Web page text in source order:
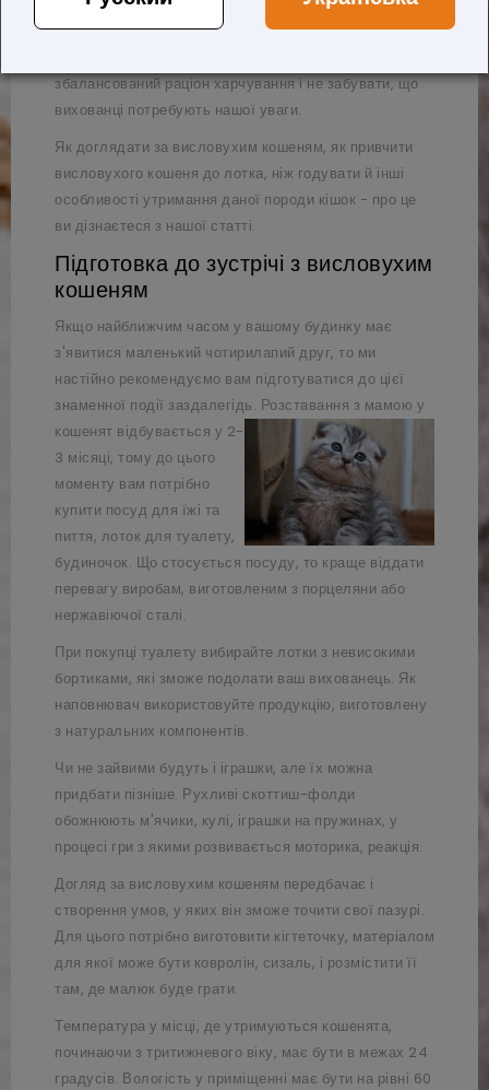
порозуміється з іншими домашніми тваринами, ну а
щоб він був здоровий і радував господарів, йому
збалансований раціон харчування і не забувати, що
вихованці потребують нашої уваги.
Як доглядати за висловухим кошеням, як привчити
висловухого кошеня до лотка, ніж годувати й інші
особливості утримання даної породи кішок - про це
ви дізнаєтеся з нашої статті.
Підготовка до зустрічі з висловухим
кошеням
Якщо найближчим часом у вашому будинку має
з'явитися маленький чотирилапий друг, то ми
настійно рекомендуємо вам підготуватися до цієї
знаменної події заздалегідь. Розставання з мамою у
кошенят відбувається у 2-
3 місяці, тому до цього
моменту вам потрібно
купити посуд для їжі та
пиття, лоток для туалету,
будиночок. Що стосується посуду, то краще віддати
перевагу виробам, виготовленим з порцеляни або
нержавіючої сталі.
При покупці туалету вибирайте лотки з невисокими
бортиками, які зможе подолати ваш вихованець. Як
наповнювач використовуйте продукцію, виготовлену
з натуральних компонентів.
Чи не зайвими будуть і іграшки, але їх можна
придбати пізніше. Рухливі скоттиш-фолди
обожнюють м'ячики, кулі, іграшки на пружинах, у
процесі гри з якими розвивається моторика, реакція.
Догляд за висловухим кошеням передбачає і
створення умов, у яких він зможе точити свої пазурі.
Для цього потрібно виготовити кігтеточку, матеріалом
для якої може бути ковролін, сизаль, і розмістити її
там, де малюк буде грати.
Температура у місці, де утримуються кошенята,
починаючи з тритижневого віку, має бути в межах 24
градусів. Вологість у приміщенні має бути на рівні 60